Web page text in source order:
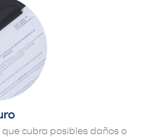
cubra posibles daños o